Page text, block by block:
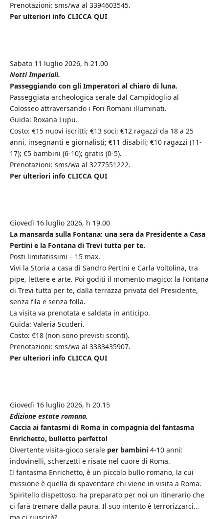
Prenotazioni: sms/wa al 3394603545.
Per ulteriori info CLICCA QUI
Sabato 11 luglio 2026, h 21.00
Notti Imperiali.
Passeggiando con gli Imperatori al chiaro di luna.
Passeggiata archeologica serale dal Campidoglio al
Colosseo attraversando i Fori Romani illuminati.
Guida: Roxana Lupu.
Costo: €15 nuovi iscritti; €13 soci; €12 ragazzi da 18 a 25
anni, insegnanti e giornalisti; €11 disabili; €10 ragazzi (11-
17); €5 bambini (6-10); gratis (0-5).
Prenotazioni: sms/wa al 3277551222.
Per ulteriori info CLICCA QUI
Giovedì 16 luglio 2026, h 19.00
La mansarda sulla Fontana: una sera da Presidente a Casa
Pertini e la Fontana di Trevi tutta per te.
Posti limitatissimi – 15 max.
Vivi la Storia a casa di Sandro Pertini e Carla Voltolina, tra
pipe, lettere e arte. Poi goditi il momento magico: la Fontana
di Trevi tutta per te, dalla terrazza privata del Presidente,
senza fila e senza folla.
La visita va prenotata e saldata in anticipo.
Guida: Valeria Scuderi.
Costo: €18 (non sono previsti sconti).
Prenotazioni: sms/wa al 3383435907.
Per ulteriori info CLICCA QUI
Giovedì 16 luglio 2026, h 20.15
Edizione estate romana.
Caccia ai fantasmi di Roma in compagnia del fantasma
Enrichetto, bulletto perfetto!
Divertente visita-gioco serale per bambini 4-10 anni:
indovinelli, scherzetti e risate nel cuore di Roma.
Il fantasma Enrichetto, è un piccolo bullo romano, la cui
missione è quella di spaventare chi viene in visita a Roma.
Spiritello dispettoso, ha preparato per noi un itinerario che
ci farà tremare dalla paura. Il suo intento è terrorizzarci…